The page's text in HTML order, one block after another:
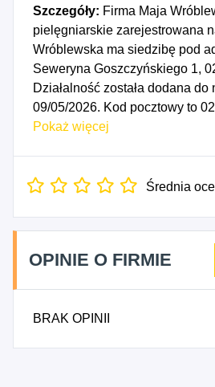
Szczegóły: Firma Maja
pielęgniarskie zarejestrowana
Wróblewska ma siedzibę pod
Seweryna Goszczyńskiego 1,
Działalność została dodana
09/05/2026. Kod pocztowy to
MAZOWIECKIE, powiat
Wróblewska - usługi
to: 8694Z - Działalność
Pokaż więcej
Średnia
OPINIE O FIRMIE
BRAK OPINII